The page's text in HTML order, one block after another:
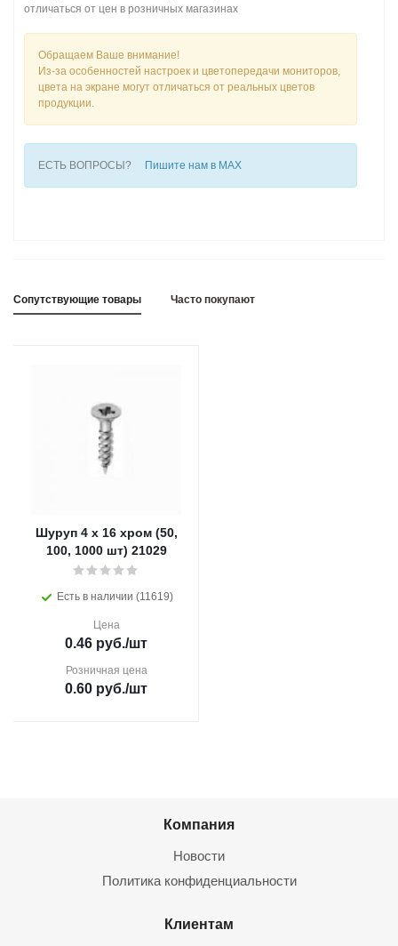
отличаться от цен в розничных магазинах
Обращаем Ваше внимание!
Из-за особенностей настроек и цветопередачи мониторов,
цвета на экране могут отличаться от реальных цветов
продукции.
ЕСТЬ ВОПРОСЫ? Пишите нам в MAX
Сопутствующие товары Часто покупают
Шуруп 4 х 16 хром (50,
100, 1000 шт) 21029
Есть в наличии (11619)
Цена
0.46 руб./шт
Розничная цена
0.60 руб./шт
Компания
Новости
Политика конфиденциальности
Клиентам